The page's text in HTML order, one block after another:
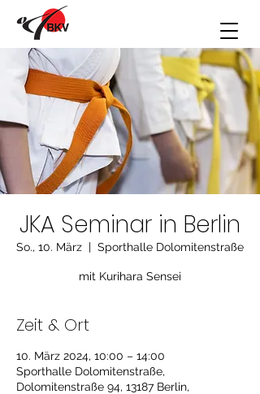
JKA Seminar in Berlin
So., 10. März
  |
Sporthalle Dolomitenstraße
mit Kurihara Sensei
Zeit & Ort
10. März 2024, 10:00 – 14:00
Sporthalle Dolomitenstraße,
Dolomitenstraße 94, 13187 Berlin,